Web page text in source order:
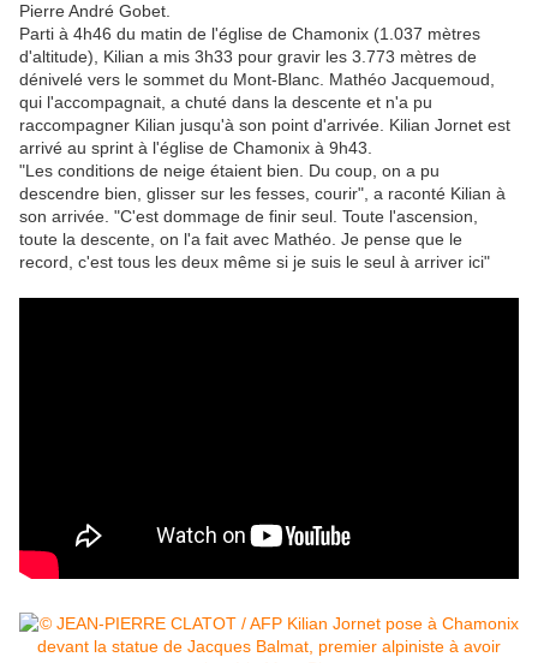
Pierre André Gobet.
Parti à 4h46 du matin de l'église de Chamonix (1.037 mètres
d'altitude), Kilian a mis 3h33 pour gravir les 3.773 mètres de
dénivelé vers le sommet du Mont-Blanc. Mathéo Jacquemoud,
qui l'accompagnait, a chuté dans la descente et n'a pu
raccompagner Kilian jusqu'à son point d'arrivée. Kilian Jornet est
arrivé au sprint à l'église de Chamonix à 9h43.
"Les conditions de neige étaient bien. Du coup, on a pu
descendre bien, glisser sur les fesses, courir", a raconté Kilian à
son arrivée. "C'est dommage de finir seul. Toute l'ascension,
toute la descente, on l'a fait avec Mathéo. Je pense que le
record, c'est tous les deux même si je suis le seul à arriver ici"